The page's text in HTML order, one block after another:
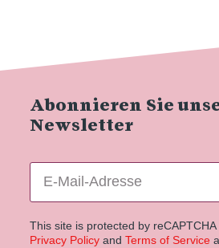
Abonnieren Sie
Newsletter
This site is protected by
Privacy Policyand Terms of Service